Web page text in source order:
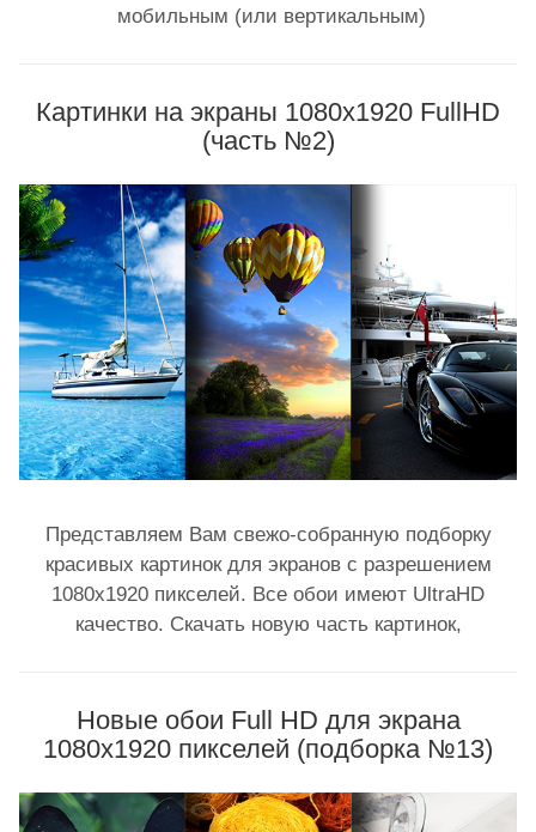
мобильным (или вертикальным)
Картинки на экраны 1080x1920 FullHD
(часть №2)
Представляем Вам свежо-собранную подборку
красивых картинок для экранов с разрешением
1080x1920 пикселей. Все обои имеют UltraHD
качество. Скачать новую часть картинок,
Новые обои Full HD для экрана
1080x1920 пикселей (подборка №13)